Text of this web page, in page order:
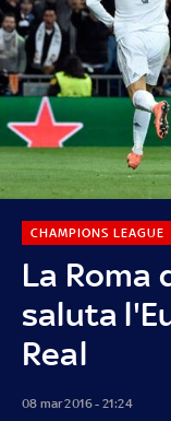
La Roma
saluta
Real
CHAMPIONS LEAGUE
08 mar 2016 - 21:24